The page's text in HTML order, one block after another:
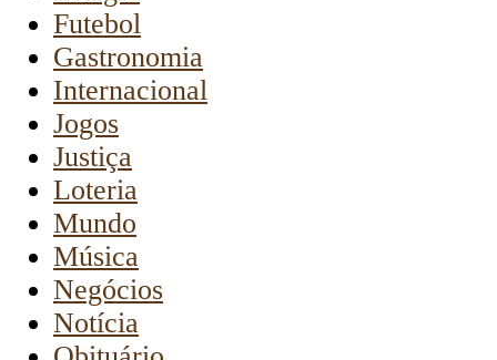
Futebol
Gastronomia
Internacional
Jogos
Justiça
Loteria
Mundo
Música
Negócios
Notícia